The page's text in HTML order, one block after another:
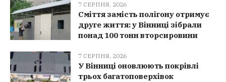
7 СЕРПНЯ, 2026
Сміття замість полігону отримує
друге життя: у Вінниці зібрали
понад 100 тонн вторсировини
7 СЕРПНЯ, 2026
У Вінниці оновлюють покрівлі
трьох багатоповерхівок